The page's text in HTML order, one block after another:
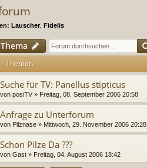
Lauscher Fidelis
Themen
Suche für TV: Panellus stipticus
von posiTV » Freitag, 08. September 2006 20:58
Anfrage zu Unterforum
von Pilznase » Mittwoch, 29. November 2006 20:28
Schon Pilze Da ???
von Gast » Freitag, 04. August 2006 18:42